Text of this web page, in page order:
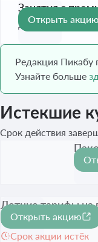
Занятия с
До 31 авг. 2026
Открыть акцию
Редакция Пикабу
Узнайте больше
Истекшие
Срок действия
Летние тарифы на
ценам
Срок акции истёк
Открыть акцию